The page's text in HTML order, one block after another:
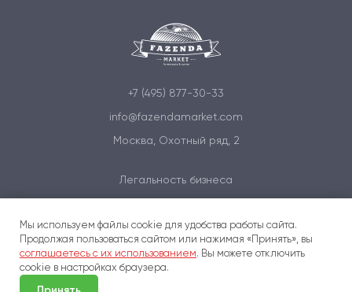
+7 (495) 877-30-33
info@fazendamarket.com
Москва, Охотный ряд, 2
Легальность бизнеса
Условия и соглашения
Мы используем файлы cookie для удобства работы сайта.
Продолжая пользоваться сайтом или нажимая «Принять», вы
соглашаетесь с их использованием. Вы можете отключить
cookie в настройках браузера.